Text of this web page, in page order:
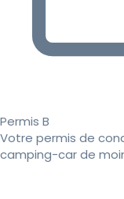
Permis B
Votre permis de
camping-car de